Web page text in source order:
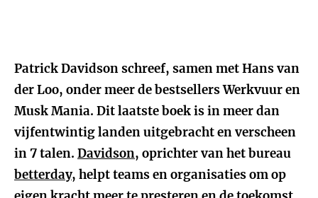
Patrick Davidson schreef, samen met Hans van
der Loo, onder meer de bestsellers Werkvuur en
Musk Mania. Dit laatste boek is in meer dan
vijfentwintig landen uitgebracht en verscheen
in 7 talen. Davidson, oprichter van het bureau
betterday, helpt teams en organisaties om op